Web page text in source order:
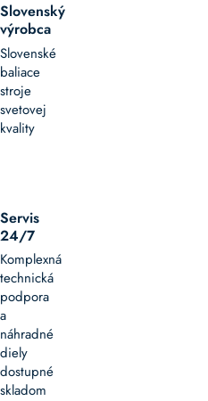
Slovenský
výrobca
Slovenské
baliace
stroje
svetovej
kvality
Servis
24/7
Komplexná
technická
podpora
a
náhradné
diely
dostupné
skladom